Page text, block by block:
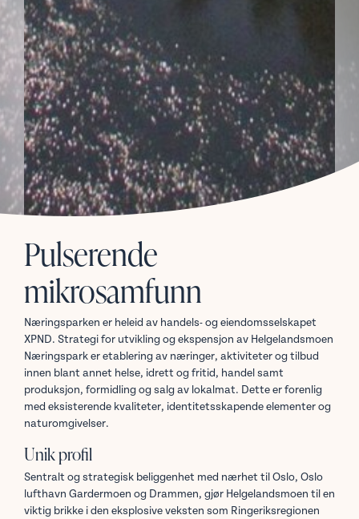
Pulserende
mikrosamfunn
Næringsparken er heleid av handels- og eiendomsselskapet
XPND. Strategi for utvikling og ekspensjon av Helgelandsmoen
Næringspark er etablering av næringer, aktiviteter og tilbud
innen blant annet helse, idrett og fritid, handel samt
produksjon, formidling og salg av lokalmat. Dette er forenlig
med eksisterende kvaliteter, identitetsskapende elementer og
naturomgivelser.
Unik profil
Sentralt og strategisk beliggenhet med nærhet til Oslo, Oslo
lufthavn Gardermoen og Drammen, gjør Helgelandsmoen til en
viktig brikke i den eksplosive veksten som Ringeriksregionen